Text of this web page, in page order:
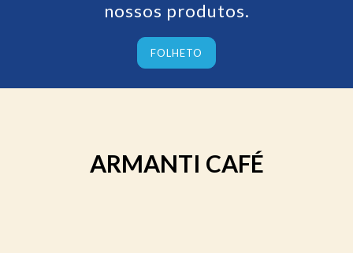
nossos produtos.
FOLHETO
ARMANTI CAFÉ